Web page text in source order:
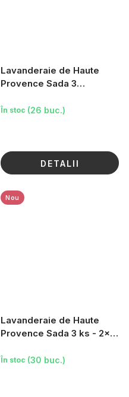
Lavanderaie de Haute
Provence Sada 3
kroužkem, 3×18g
În stoc (26 buc.)
DETALII
Lavanderaie de Haute
Provence Sada 3 ks - 2×
olej Levandin 10
Nou
În stoc (30 buc.)